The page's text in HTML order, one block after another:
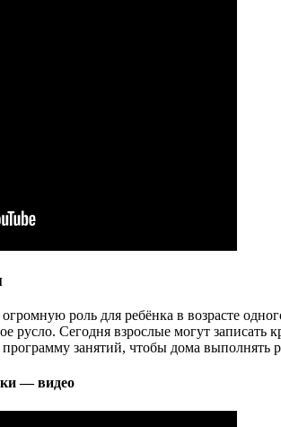
роль для ребёнка в возрасте
русло. Сегодня взрослые могут
программу занятий, чтобы дома
— видео